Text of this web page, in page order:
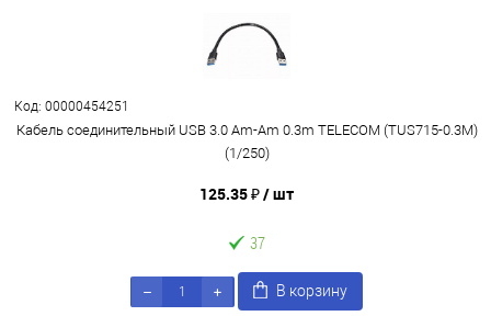
Код: 00000454251
Кабель соединительный USB 3.0 Am-Am 0.3m TELECOM (TUS715-0.3M)
(1/250)
125.35 ₽/ шт
37
В корзину